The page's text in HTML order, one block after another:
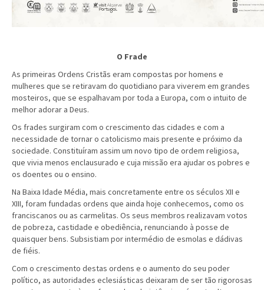
O Frade
As primeiras Ordens Cristãs eram compostas por homens e
mulheres que se retiravam do quotidiano para viverem em grandes
mosteiros, que se espalhavam por toda a Europa, com o intuito de
melhor adorar a Deus.
Os frades surgiram com o crescimento das cidades e com a
necessidade de tornar o catolicismo mais presente e próximo da
sociedade. Constituíram assim um novo tipo de ordem religiosa,
que vivia menos enclausurado e cuja missão era ajudar os pobres e
os doentes ou o ensino.
Na Baixa Idade Média, mais concretamente entre os séculos XII e
XIII, foram fundadas ordens que ainda hoje conhecemos, como os
franciscanos ou as carmelitas. Os seus membros realizavam votos
de pobreza, castidade e obediência, renunciando à posse de
quaisquer bens. Subsistiam por intermédio de esmolas e dádivas
de fiéis.
Com o crescimento destas ordens e o aumento do seu poder
político, as autoridades eclesiásticas deixaram de ser tão rigorosas